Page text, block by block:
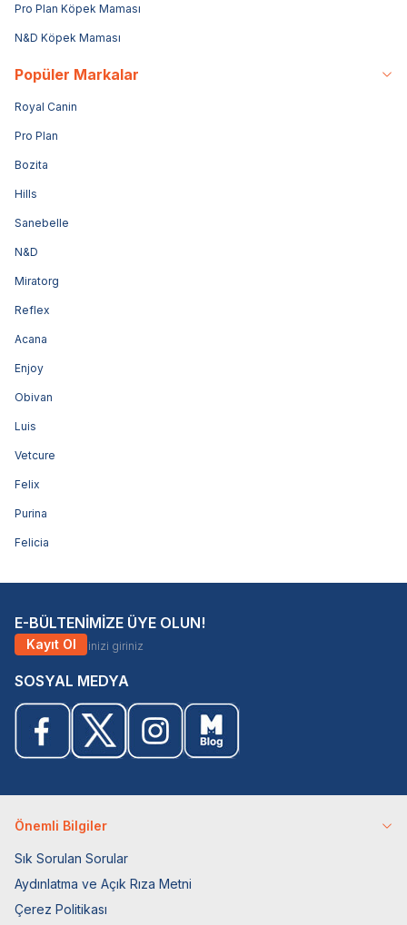
Pro Plan Köpek Maması
N&D Köpek Maması
Popüler Markalar
Royal Canin
Pro Plan
Bozita
Hills
Sanebelle
N&D
Miratorg
Reflex
Acana
Enjoy
Obivan
Luis
Vetcure
Felix
Purina
Felicia
E-BÜLTENİMİZE ÜYE OLUN!
Kayıt Ol
SOSYAL MEDYA
Önemli Bilgiler
Sık Sorulan Sorular
Aydınlatma ve Açık Rıza Metni
Çerez Politikası